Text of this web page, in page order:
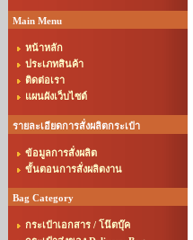
Main Menu
หน้าหลัก
ประเภทสินค้า
ติดต่อเรา
แผนผังเว็บไซต์
รายละเอียดการสั่งผลิตกระเป๋า
ข้อมูลการสั่งผลิต
ขั้นตอนการสั่งผลิตงาน
Bag Category
กระเป๋าเอกสาร / โน๊ตบุ๊ค